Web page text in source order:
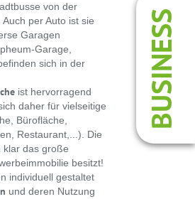
von der
per Auto ist sie
Garagen
Garage,
sich in der
ist hervorragend
daher für vielseitige
Bürofläche,
Restaurant,...). Die
klar das große
besitzt!
individuell gestaltet
und deren Nutzung
BUSINESS